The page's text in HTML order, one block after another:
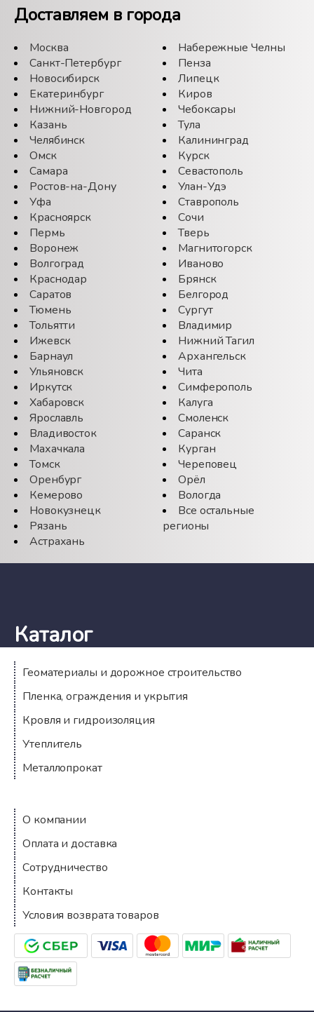
Доставляем в города
Москва
Санкт-Петербург
Новосибирск
Екатеринбург
Нижний-Новгород
Казань
Челябинск
Омск
Самара
Ростов-на-Дону
Уфа
Красноярск
Пермь
Воронеж
Волгоград
Краснодар
Саратов
Тюмень
Тольятти
Ижевск
Барнаул
Ульяновск
Иркутск
Хабаровск
Ярославль
Владивосток
Махачкала
Томск
Оренбург
Кемерово
Новокузнецк
Рязань
Астрахань
Набережные Челны
Пенза
Липецк
Киров
Чебоксары
Тула
Калининград
Курск
Севастополь
Улан-Удэ
Ставрополь
Сочи
Тверь
Магнитогорск
Иваново
Брянск
Белгород
Сургут
Владимир
Нижний Тагил
Архангельск
Чита
Симферополь
Калуга
Смоленск
Саранск
Курган
Череповец
Орёл
Вологда
Все остальные
регионы
Каталог
Геоматериалы и дорожное строительство
Пленка, ограждения и укрытия
Кровля и гидроизоляция
Утеплитель
Металлопрокат
Компания
О компании
Оплата и доставка
Сотрудничество
Контакты
Условия возврата товаров